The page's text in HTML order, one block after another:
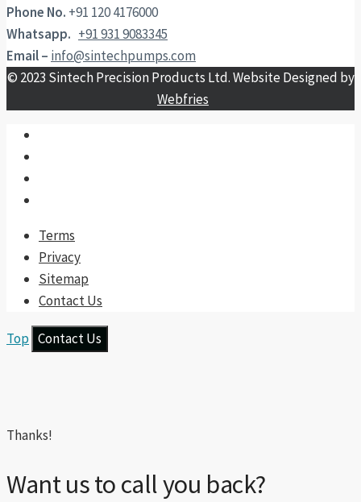
Phone No. +91 120 4176000
Whatsapp. +91 931 9083345
Email – info@sintechpumps.com
© 2023 Sintech Precision Products Ltd. Website Designed by
Webfries
Terms
Privacy
Sitemap
Contact Us
Top Contact Us
Thanks!
Want us to call you back?